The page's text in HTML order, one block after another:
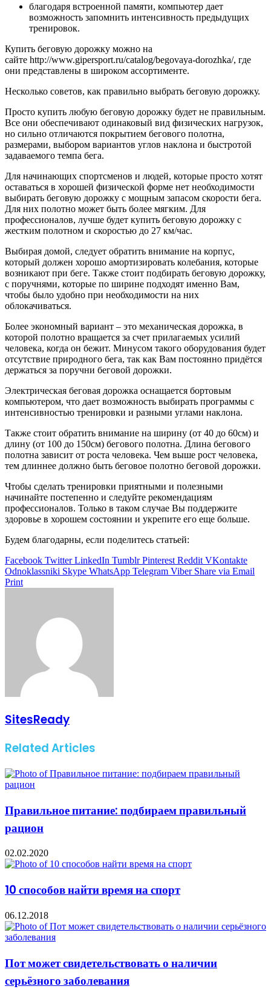
благодаря встроенной памяти, компьютер дает
возможность запомнить интенсивность предыдущих
тренировок.
Купить беговую дорожку можно на
сайте http://www.gipersport.ru/catalog/begovaya-dorozhka/, где
они представлены в широком ассортименте.
Несколько советов, как правильно выбрать беговую дорожку.
Просто купить любую беговую дорожку будет не правильным.
Все они обеспечивают одинаковый вид физических нагрузок,
но сильно отличаются покрытием бегового полотна,
размерами, выбором вариантов углов наклона и быстротой
задаваемого темпа бега.
Для начинающих спортсменов и людей, которые просто хотят
оставаться в хорошей физической форме нет необходимости
выбирать беговую дорожку с мощным запасом скорости бега.
Для них полотно может быть более мягким. Для
профессионалов, лучше будет купить беговую дорожку с
жестким полотном и скоростью до 27 км/час.
Выбирая домой, следует обратить внимание на корпус,
который должен хорошо амортизировать колебания, которые
возникают при беге. Также стоит подбирать беговую дорожку,
с поручнями, которые по ширине подходят именно Вам,
чтобы было удобно при необходимости на них
облокачиваться.
Более экономный вариант – это механическая дорожка, в
которой полотно вращается за счет прилагаемых усилий
человека, когда он бежит. Минусом такого оборудования будет
отсутствие природного бега, так как Вам постоянно придётся
держаться за поручни беговой дорожки.
Электрическая беговая дорожка оснащается бортовым
компьютером, что дает возможность выбирать программы с
интенсивностью тренировки и разными углами наклона.
Также стоит обратить внимание на ширину (от 40 до 60см) и
длину (от 100 до 150см) бегового полотна. Длина бегового
полотна зависит от роста человека. Чем выше рост человека,
тем длиннее должно быть беговое полотно беговой дорожки.
Чтобы сделать тренировки приятными и полезными
начинайте постепенно и следуйте рекомендациям
профессионалов. Только в таком случае Вы поддержите
здоровье в хорошем состоянии и укрепите его еще больше.
Будем благодарны, если поделитесь статьей:
Facebook Twitter LinkedIn Tumblr Pinterest Reddit VKontakte
Odnoklassniki Skype WhatsApp Telegram Viber Share via Email
Print
SitesReady
Related Articles
Правильное питание: подбираем правильный
рацион
02.02.2020
10 способов найти время на спорт
06.12.2018
Пот может свидетельствовать о наличии
серьёзного заболевания